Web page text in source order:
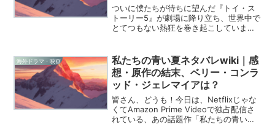
ついに僕たちが待ちに望んだ『トイ・ス
トーリー5』が劇場に降り立ち、世界中で
とてつもない熱狂を巻き起こしています
の物語に胸を痛めたのも束の間、僕らフ
ァンの頭にはもう次の疑...
海外ドラマ・映画
私たちの青い夏ネタバレwiki｜感
想・原作の結末、ベリー・コンラ
ッド・ジェレマイアは？
皆さん、どうも！今日は、Netflixじゃな
くてAmazon Prime Videoで独占配信さ
れている、あの話題作「私たちの青い夏